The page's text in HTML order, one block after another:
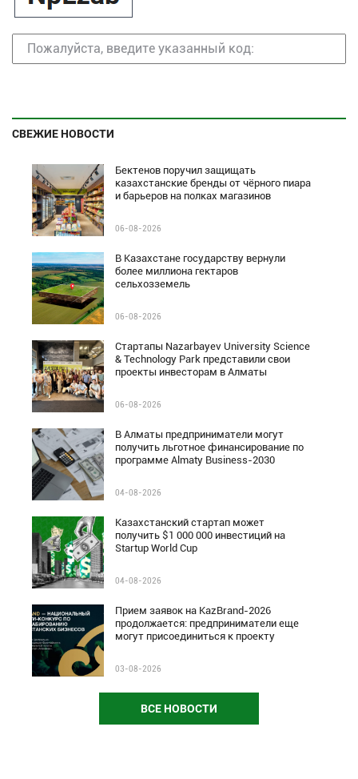
СВЕЖИЕ НОВОСТИ
Бектенов поручил защищать
казахстанские бренды от чёрного пиара
и барьеров на полках магазинов
06-08-2026
В Казахстане государству вернули
более миллиона гектаров
сельхозземель
06-08-2026
Стартапы Nazarbayev University Science
& Technology Park представили свои
проекты инвесторам в Алматы
06-08-2026
В Алматы предприниматели могут
получить льготное финансирование по
программе Almaty Business-2030
04-08-2026
Казахстанский стартап может
получить $1 000 000 инвестиций на
Startup World Cup
04-08-2026
Прием заявок на KazBrand-2026
продолжается: предприниматели еще
могут присоединиться к проекту
03-08-2026
ВСЕ НОВОСТИ